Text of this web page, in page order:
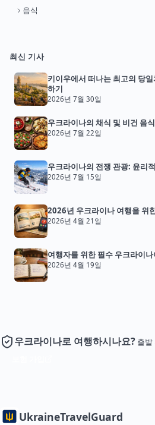
음식
최신 기사
키이우에서 떠나는 최고의 당
하기
2026년 7월 30일
우크라이나의 채식 및 비건 음
2026년 7월 22일
우크라이나의 전쟁 관광: 윤리
2026년 7월 15일
2026년 우크라이나 여행을 위
2026년 4월 21일
여행자를 위한 필수 우크라이
2026년 4월 19일
우크라이나로 여행하시나요? 출발
UkraineTravelGuard